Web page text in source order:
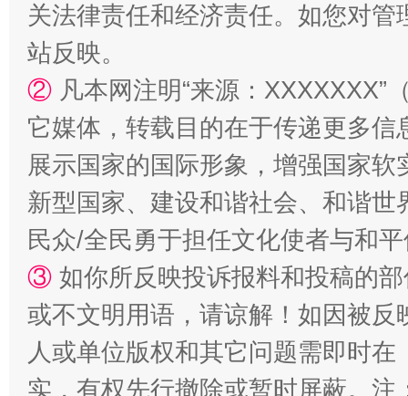
国家大学科技园优化重塑工作
扯下公款旅游的“隐身衣” 如何以
关法律责任和经济责任。如您对
站反映。
② 凡本网注明“来源：
它媒体，转载目的在于传递更多
展示国家的国际形象，增强国家
新型国家、建设和谐社会、和谐
民众/全民勇于担任文化使者与和
③ 如你所反映投诉报料和投稿的
或不文明用语，请谅解！如因被
人或单位版权和其它问题需即时在
实，有权先行撤除或暂时屏蔽。